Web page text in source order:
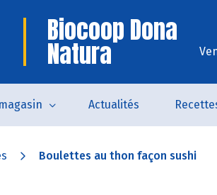
Biocoop Dona
Natura
Actualités
Boulettes au thon façon sushi